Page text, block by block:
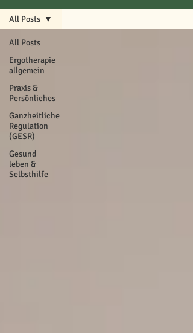
All Posts
Ergotherapie
allgemein
Praxis &
Persönliches
Ganzheitliche
Regulation
(GESR)
Gesund
leben &
Selbsthilfe
All Posts